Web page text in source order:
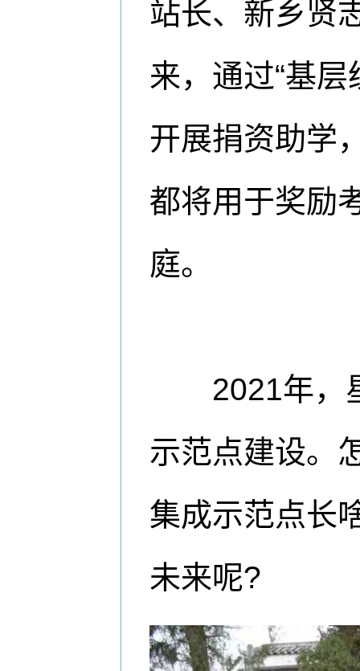
站长、新乡贤
来，通过“基
开展捐资助学
都将用于奖励
庭。
2021年，星
示范点建设。
集成示范点长
未来呢?